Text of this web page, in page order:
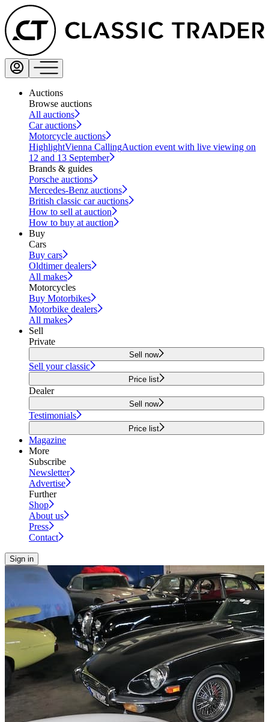
Auctions
Browse auctions
All auctions
Car auctions
Motorcycle auctions
HighlightVienna CallingAuction event with live viewing on
12 and 13 September
Brands & guides
Porsche auctions
Mercedes-Benz auctions
British classic car auctions
How to sell at auction
How to buy at auction
Buy
Cars
Buy cars
Oldtimer dealers
All makes
Motorcycles
Buy Motorbikes
Motorbike dealers
All makes
Sell
Private
Sell now
Sell your classic
Price list
Dealer
Sell now
Testimonials
Price list
Magazine
More
Subscribe
Newsletter
Advertise
Further
Shop
About us
Press
Contact
Sign in